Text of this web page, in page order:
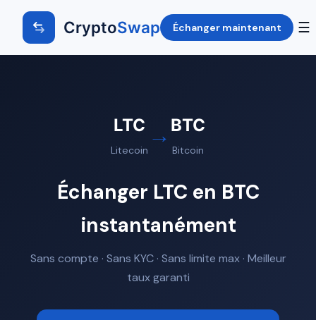
CryptoSwap Échanger maintenant ☰
LTC
Litecoin
→ BTC
Bitcoin
Échanger LTC en BTC
instantanément
Sans compte · Sans KYC · Sans limite max · Meilleur
taux garanti